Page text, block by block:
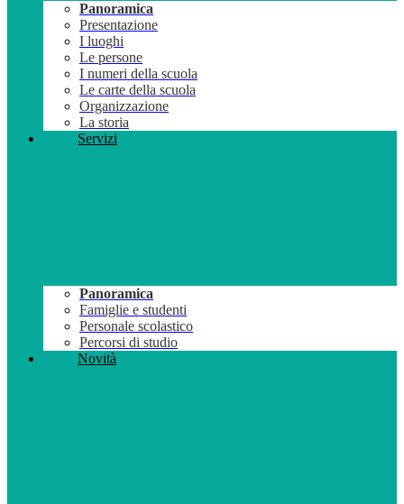
Panoramica
Presentazione
I luoghi
Le persone
I numeri della scuola
Le carte della scuola
Organizzazione
La storia
Servizi
Panoramica
Famiglie e studenti
Personale scolastico
Percorsi di studio
Novità